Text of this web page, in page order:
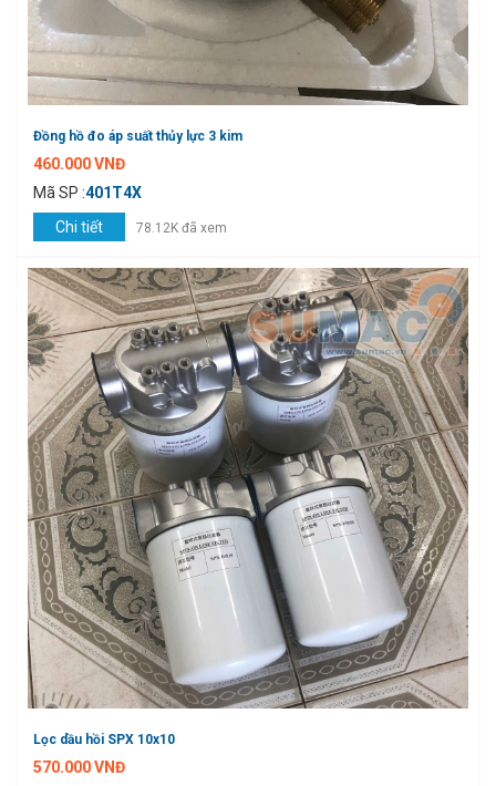
Đồng hồ đo áp suất thủy lực 3 kim
460.000 VNĐ
Mã SP :401T4X
Chi tiết
78.12K đã xem
Lọc dầu hồi SPX 10x10
570.000 VNĐ